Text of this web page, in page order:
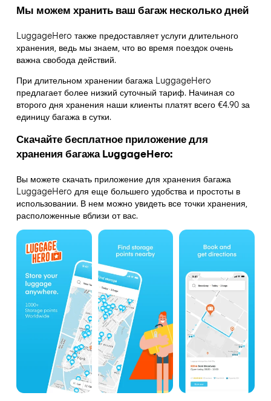
Мы можем хранить ваш багаж несколько дней
LuggageHero также предоставляет услуги длительного
хранения, ведь мы знаем, что во время поездок очень
важна свобода действий.
При длительном хранении багажа LuggageHero
предлагает более низкий суточный тариф. Начиная со
второго дня хранения наши клиенты платят всего €4.90 за
единицу багажа в сутки.
Скачайте бесплатное приложение для
хранения багажа LuggageHero:
Вы можете скачать приложение для хранения багажа
LuggageHero для еще большего удобства и простоты в
использовании. В нем можно увидеть все точки хранения,
расположенные вблизи от вас.